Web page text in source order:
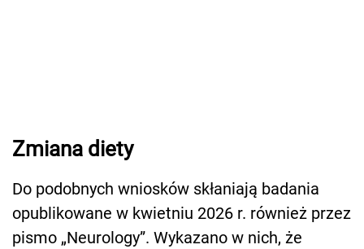
Zmiana diety
Do podobnych wniosków skłaniają badania
opublikowane w kwietniu 2026 r. również przez
pismo „Neurology”. Wykazano w nich, że